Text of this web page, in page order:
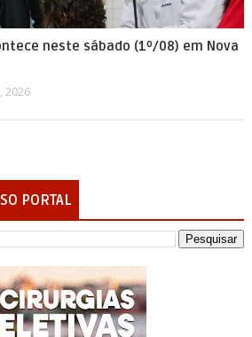
neste sábado (1º/08) em Nova
2026
PORTAL